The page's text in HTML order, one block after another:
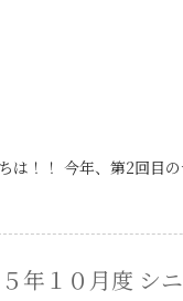
は！！ 今年、第2回
年１０月度 シ